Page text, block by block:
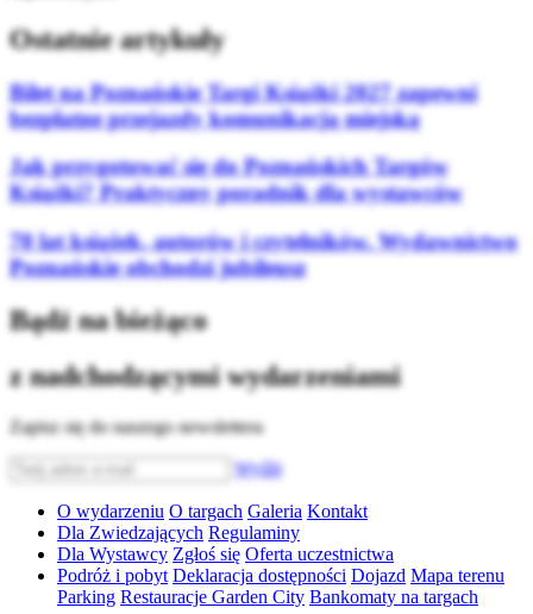
Ostatnie artykuły
Bilet na Poznańskie Targi Książki 2027 zapewni
bezpłatne przejazdy komunikacją miejską
Jak przygotować się do Poznańskich Targów
Książki? Praktyczny poradnik dla wystawców
70 lat książek, autorów i czytelników. Wydawnictwo
Poznańskie obchodzi jubileusz
Bądź na bieżąco
z nadchodzącymi wydarzeniami
Zapisz się do naszego newslettera
Wyślij
O wydarzeniu O targach Galeria Kontakt
Dla Zwiedzających Regulaminy
Dla Wystawcy Zgłoś się Oferta uczestnictwa
Podróż i pobyt Deklaracja dostępności Dojazd Mapa terenu
Parking Restauracje Garden City Bankomaty na targach